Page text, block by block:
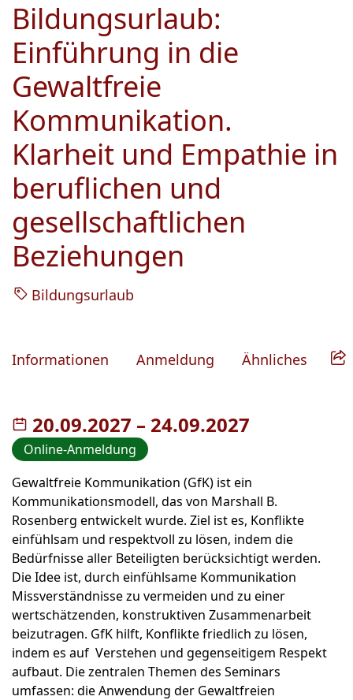
Bildungsurlaub:
Einführung in die
Gewaltfreie
Kommunikation.
Klarheit und Empathie in
beruflichen und
gesellschaftlichen
Beziehungen
Bildungsurlaub
Informationen Anmeldung Ähnliches
20.09.2027 – bis
24.09.2027
Online-Anmeldung
Gewaltfreie Kommunikation (GfK) ist ein
Kommunikationsmodell, das von Marshall B.
Rosenberg entwickelt wurde. Ziel ist es, Konflikte
einfühlsam und respektvoll zu lösen, indem die
Bedürfnisse aller Beteiligten berücksichtigt werden.
Die Idee ist, durch einfühlsame Kommunikation
Missverständnisse zu vermeiden und zu einer
wertschätzenden, konstruktiven Zusammenarbeit
beizutragen. GfK hilft, Konflikte friedlich zu lösen,
indem es auf Verstehen und gegenseitigem Respekt
aufbaut. Die zentralen Themen des Seminars
umfassen: die Anwendung der Gewaltfreien